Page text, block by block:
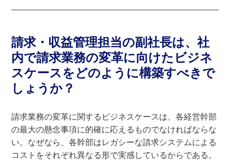
請求・収益管理担当の副社長は、社
内で請求業務の変革に向けたビジネ
スケースをどのように構築すべきで
しょうか？
請求業務の変革に関するビジネスケースは、各経営幹部
の最大の懸念事項に的確に応えるものでなければならな
い。なぜなら、各幹部はレガシーな請求システムによる
コストをそれぞれ異なる形で実感しているからである。